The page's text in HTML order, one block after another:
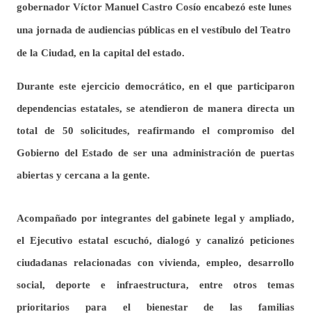
gobernador Víctor Manuel Castro Cosío encabezó este lunes
una jornada de audiencias públicas en el vestíbulo del Teatro
de la Ciudad, en la capital del estado.
Durante este ejercicio democrático, en el que participaron
dependencias estatales, se atendieron de manera directa un
total de 50 solicitudes, reafirmando el compromiso del
Gobierno del Estado de ser una administración de puertas
abiertas y cercana a la gente.
Acompañado por integrantes del gabinete legal y ampliado,
el Ejecutivo estatal escuchó, dialogó y canalizó peticiones
ciudadanas relacionadas con vivienda, empleo, desarrollo
social, deporte e infraestructura, entre otros temas
prioritarios para el bienestar de las familias